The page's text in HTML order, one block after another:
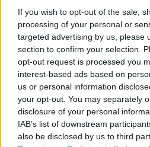
If you wish to opt-out of the sale,
processing of your personal or
targeted advertising by us, please
section to confirm your selection.
opt-out request is processed you
interest-based ads based on
us or personal information
your opt-out. You may separately
disclosure of your personal
IAB’s list of downstream
also be disclosed by us to third
Riksannonser
Casinorino.sehar testat och
med licens.
Rekatochklartlistar de bästa